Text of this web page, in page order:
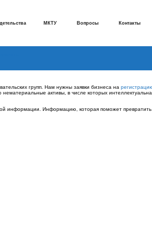
МКТУ Вопросы Контакты
групп. Нам нужны заявки бизнеса на
активы, в числе которых
информации. Информацию, которая поможет